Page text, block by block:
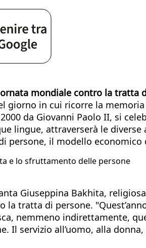
mondiale contro la tratta
giorno in cui ricorre la
da Giovanni Paolo II, si
lingue, attraverserà le
persone, il modello
e lo sfruttamento delle persone
Giuseppina Bakhita,
la tratta di persone.
nemmeno indirettamente,
Il servizio all’uomo, alla